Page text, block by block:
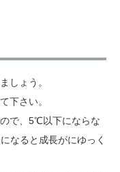
しょう。
下さい。
で、5℃以下にならな
なると成長がにゆっく